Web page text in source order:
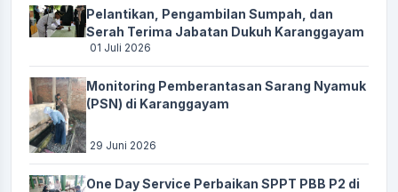
Pelantikan, Pengambilan Sumpah, dan
Serah Terima Jabatan Dukuh Karanggayam
01 Juli 2026
Monitoring Pemberantasan Sarang Nyamuk
(PSN) di Karanggayam
29 Juni 2026
One Day Service Perbaikan SPPT PBB P2 di